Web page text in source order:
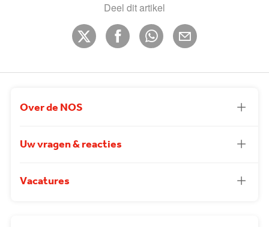
Deel dit artikel
Over de NOS
Uw vragen & reacties
Vacatures